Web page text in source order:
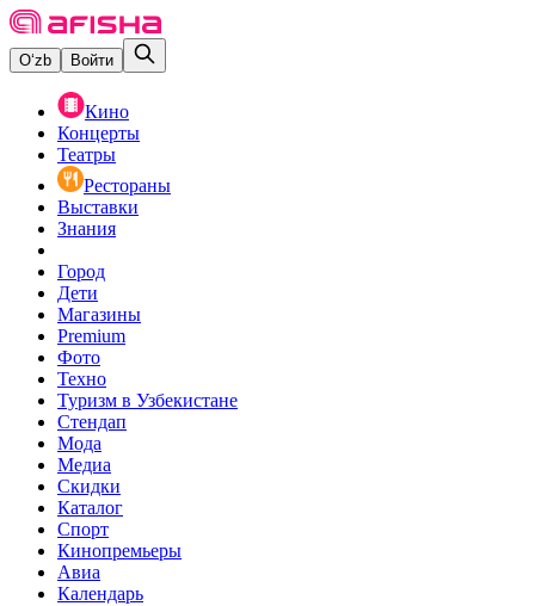
O‘zb Войти
Кино
Концерты
Театры
Рестораны
Выставки
Знания
Город
Дети
Магазины
Premium
Фото
Техно
Туризм в Узбекистане
Стендап
Мода
Медиа
Скидки
Каталог
Спорт
Кинопремьеры
Авиа
Календарь